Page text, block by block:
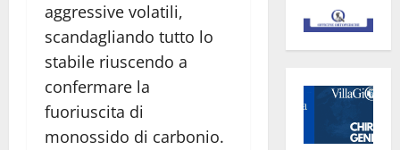
aggressive volatili,
scandagliando tutto lo
stabile riuscendo a
confermare la
fuoriuscita di
monossido di carbonio.